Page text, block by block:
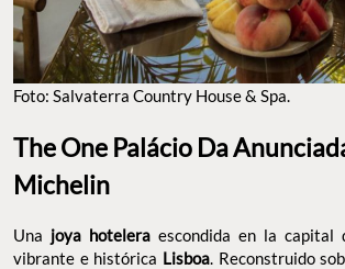
Foto: Salvaterra Country House & Spa.
The One Palácio Da
Michelin
Una joya hotelera escondida en la capital
vibrante e histórica Lisboa . Reconstruido